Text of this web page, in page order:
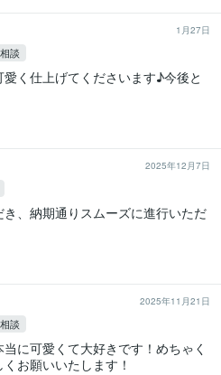
1月27日
談
く仕上げてくださいます♪今後と
2025年12月7日
、納期通りスムーズに進行いただ
2025年11月21日
談
に可愛くて大好きです！めちゃく
お願いいたします！